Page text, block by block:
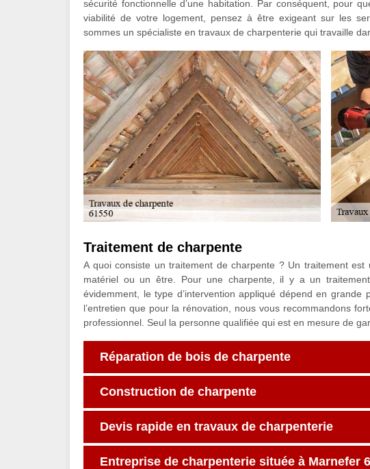
sécurité fonctionnelle d’une habitation. Par conséquent, pour
viabilité de votre logement, pensez à être exigeant sur les
sommes un spécialiste en travaux de charpenterie qui travaille
Traitement de charpente
A quoi consiste un traitement de charpente ? Un traitement
matériel ou un être. Pour une charpente, il y a un
évidemment, le type d’intervention appliqué dépend en grande
l’entretien que pour la rénovation, nous vous recommandons
professionnel. Seul la personne qualifiée qui est en mesure de
Réparation de bois de charpente
Construction de charpente
Devis rapide en travaux de charpenterie
Entreprise de charpenterie située à Marnefer